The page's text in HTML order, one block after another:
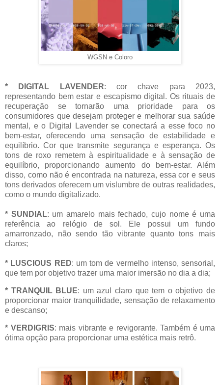
WGSN e Coloro
* DIGITAL LAVENDER: cor chave para 2023,
representando bem estar e escapismo digital. Os rituais de
recuperação se tornarão uma prioridade para os
consumidores que desejam proteger e melhorar sua saúde
mental, e o Digital Lavender se conectará a esse foco no
bem-estar, oferecendo uma sensação de estabilidade e
equilíbrio. Cor que transmite segurança e esperança. Os
tons de roxo remetem à espiritualidade e à sensação de
equilíbrio, proporcionando aumento do bem-estar. Além
disso, como não é encontrada na natureza, essa cor e seus
tons derivados oferecem um vislumbre de outras realidades,
como o mundo digitalizado.
* SUNDIAL: um amarelo mais fechado, cujo nome é uma
referência ao relógio de sol. Ele possui um fundo
amarronzado, não sendo tão vibrante quanto tons mais
claros;
* LUSCIOUS RED: um tom de vermelho intenso, sensorial,
que tem por objetivo trazer uma maior imersão no dia a dia;
* TRANQUIL BLUE: um azul claro que tem o objetivo de
proporcionar maior tranquilidade, sensação de relaxamento
e descanso;
* VERDIGRIS: mais vibrante e revigorante. Também é uma
ótima opção para proporcionar uma estética mais retrô.